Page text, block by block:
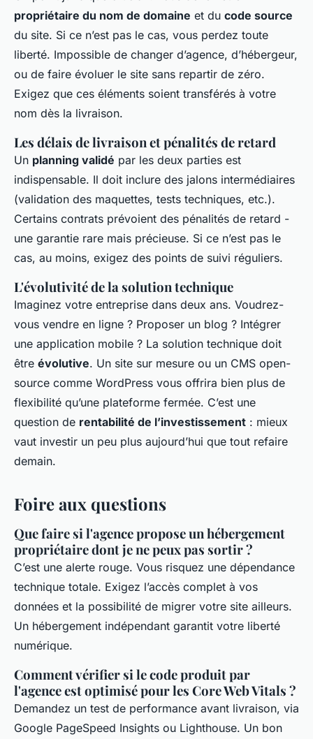
propriétaire du nom de domaine et du code source
du site. Si ce n’est pas le cas, vous perdez toute
liberté. Impossible de changer d’agence, d’hébergeur,
ou de faire évoluer le site sans repartir de zéro.
Exigez que ces éléments soient transférés à votre
nom dès la livraison.
Les délais de livraison et pénalités de retard
Un planning validé par les deux parties est
indispensable. Il doit inclure des jalons intermédiaires
(validation des maquettes, tests techniques, etc.).
Certains contrats prévoient des pénalités de retard -
une garantie rare mais précieuse. Si ce n’est pas le
cas, au moins, exigez des points de suivi réguliers.
L'évolutivité de la solution technique
Imaginez votre entreprise dans deux ans. Voudrez-
vous vendre en ligne ? Proposer un blog ? Intégrer
une application mobile ? La solution technique doit
être évolutive. Un site sur mesure ou un CMS open-
source comme WordPress vous offrira bien plus de
flexibilité qu’une plateforme fermée. C’est une
question de rentabilité de l’investissement : mieux
vaut investir un peu plus aujourd’hui que tout refaire
demain.
Foire aux questions
Que faire si l'agence propose un hébergement
propriétaire dont je ne peux pas sortir ?
C’est une alerte rouge. Vous risquez une dépendance
technique totale. Exigez l’accès complet à vos
données et la possibilité de migrer votre site ailleurs.
Un hébergement indépendant garantit votre liberté
numérique.
Comment vérifier si le code produit par
l'agence est optimisé pour les Core Web Vitals ?
Demandez un test de performance avant livraison, via
Google PageSpeed Insights ou Lighthouse. Un bon